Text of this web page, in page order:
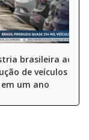
brasileira
de veículos
em um ano